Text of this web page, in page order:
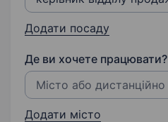
Додати посаду
Де ви хочете працювати?
Додати місто